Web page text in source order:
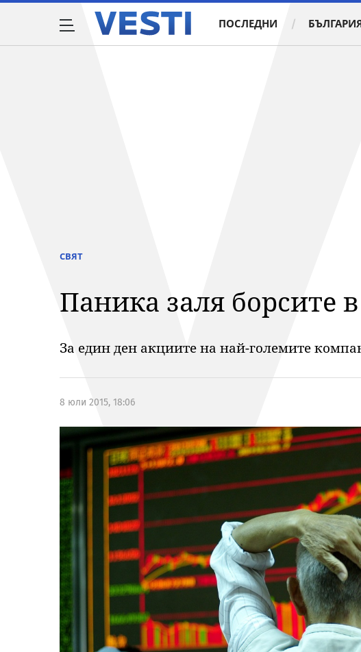
ПОСЛЕДНИ
СВЯТ
Паника заля борсите
За един ден акциите на най-големите
8 юли 2015, 18:06